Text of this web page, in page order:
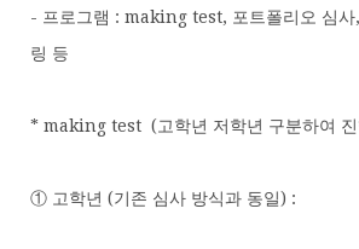
- 프로그램 : making test, 포트폴리오 심사
링 등
* making test (고학년 저학년 구분하여 진
① 고학년 (기존 심사 방식과 동일) :